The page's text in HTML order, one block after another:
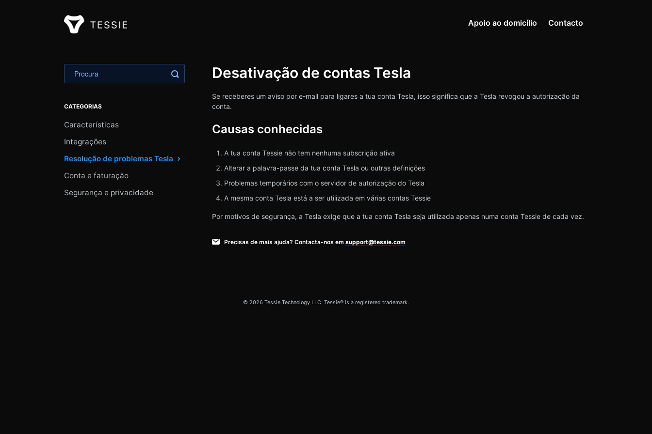
Apoio ao domicílio Contacto
Desativação de contas Tesla
Se receberes um aviso por e-mail para ligares a tua conta Tesla, isso significa que a Tesla revogou a autorização da
conta.
Causas conhecidas
A tua conta Tessie não tem nenhuma subscrição ativa
Alterar a palavra-passe da tua conta Tesla ou outras definições
Problemas temporários com o servidor de autorização do Tesla
A mesma conta Tesla está a ser utilizada em várias contas Tessie
Por motivos de segurança, a Tesla exige que a tua conta Tesla seja utilizada apenas numa conta Tessie de cada vez.
Precisas de mais ajuda? Contacta-nos em support@tessie.com
Alternar pesquisa
CATEGORIAS
Características
Integrações
Resolução de problemas Tesla
Conta e faturação
Segurança e privacidade
© 2026 Tessie Technology LLC. Tessie® is a registered trademark.